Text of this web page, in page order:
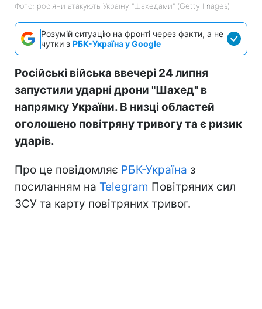
Фото: росіяни атакують Україну "Шахедами" (Getty Images)
Розумій ситуацію на фронті через факти, а не
чутки з РБК-Україна у Google
Російські війська ввечері 24 липня
запустили ударні дрони "Шахед" в
напрямку України. В низці областей
оголошено повітряну тривогу та є ризик
ударів.
Про це повідомляє РБК-Україна з
посиланням на Telegram Повітряних сил
ЗСУ та карту повітряних тривог.